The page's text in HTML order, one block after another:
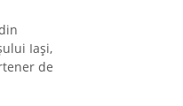
Iași,
de